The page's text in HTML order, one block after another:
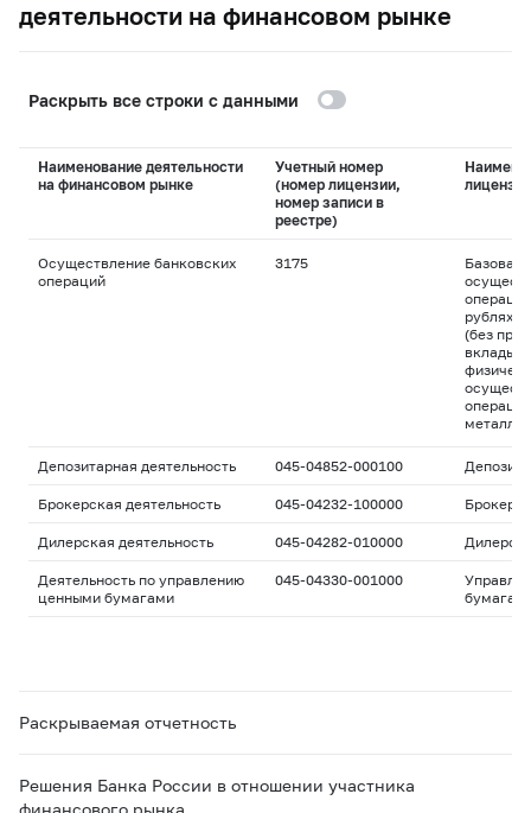
деятельности на финансовом рынке
Раскрыть все строки с данными
Наименование деятельности
на финансовом рынке
Учетный номер
(номер лицензии,
номер записи в
реестре)
лицензии
Осуществление банковских
операций
3175
Базовая
рублях и
(без
вклады
Депозитарная деятельность 045-04852-000100
Брокерская деятельность 045-04232-100000
Дилерская деятельность 045-04282-010000
Деятельность по управлению
ценными бумагами
045-04330-001000
Раскрываемая отчетность
Решения Банка России в отношении участника
финансового рынка